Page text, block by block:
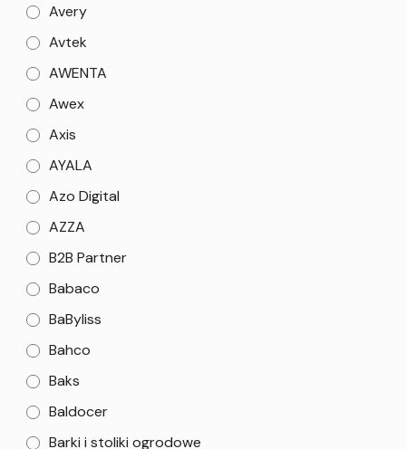
Avery
Avtek
AWENTA
Awex
Axis
AYALA
Azo Digital
AZZA
B2B Partner
Babaco
BaByliss
Bahco
Baks
Baldocer
Barki i stoliki ogrodowe